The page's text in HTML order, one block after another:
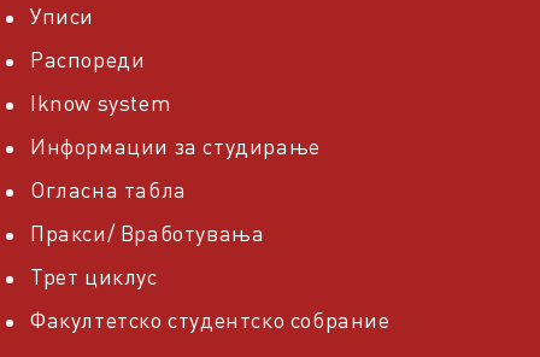
Уписи
Распореди
Iknow system
Информации за студирање
Огласна табла
Пракси/ Вработувања
Трет циклус
Факултетско студентско собрание